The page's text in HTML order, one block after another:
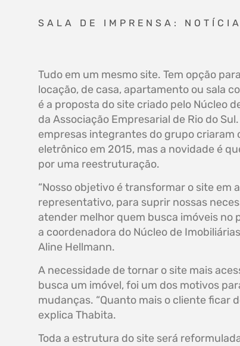
SALA DE IMPRENSA:
Tudo em um mesmo site. Tem opção
locação, de casa, apartamento ou sala
é a proposta do site criado pelo Núcleo
da Associação Empresarial de Rio do
empresas integrantes do grupo criaram
eletrônico em 2015, mas a novidade é
por uma reestruturação.
“Nosso objetivo é transformar o site em
representativo, para suprir nossas
atender melhor quem busca imóveis no
a coordenadora do Núcleo de
Aline Hellmann.
A necessidade de tornar o site mais
busca um imóvel, foi um dos motivos
mudanças. “Quanto mais o cliente ficar
explica Thabita.
Toda a estrutura do site será